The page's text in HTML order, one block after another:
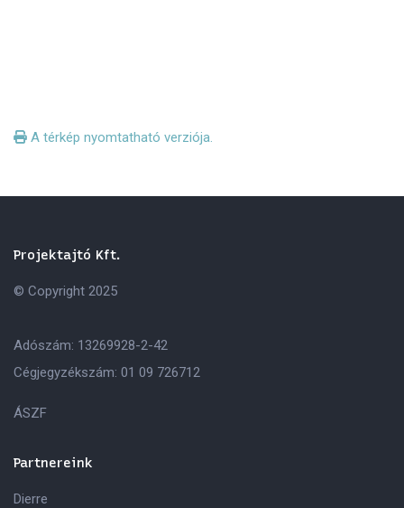
A térkép nyomtatható verziója.
Projektajtó Kft.
© Copyright 2025
Adószám: 13269928-2-42
Cégjegyzékszám: 01 09 726712
ÁSZF
Partnereink
Dierre